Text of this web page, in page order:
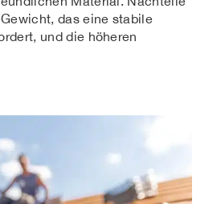
das eine stabile
und die höheren